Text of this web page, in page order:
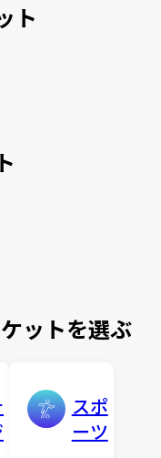
ト
ットを選ぶ
スポ
ーツ